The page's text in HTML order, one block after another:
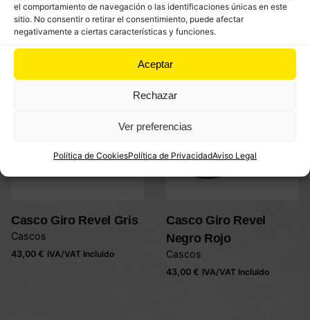
el comportamiento de navegación o las identificaciones únicas en este
sitio. No consentir o retirar el consentimiento, puede afectar
negativamente a ciertas características y funciones.
Aceptar
Rechazar
Ver preferencias
Política de CookiesPolítica de PrivacidadAviso Legal
Filters
Casco Giro Revel Gris
Cascos
43,00 € IVA/VAT Incluido
Casco Giro Revel
Negro Rojo
Cascos
43,00 € IVA/VAT Incluido